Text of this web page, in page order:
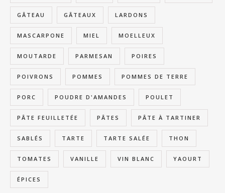
GÂTEAU GÂTEAUX LARDONS
MASCARPONE MIEL MOELLEUX
MOUTARDE PARMESAN POIRES
POIVRONS POMMES POMMES DE TERRE
PORC POUDRE D'AMANDES POULET
PÂTE FEUILLETÉE PÂTES PÂTE À TARTINER
SABLÉS TARTE TARTE SALÉE THON
TOMATES VANILLE VIN BLANC YAOURT
ÉPICES